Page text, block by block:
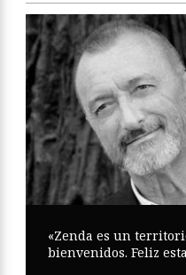
«Zenda es un
bienvenidos. Feliz